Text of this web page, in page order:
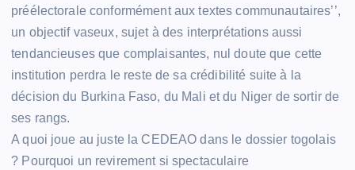
préélectorale conformément aux textes communautaires’’,
un objectif vaseux, sujet à des interprétations aussi
tendancieuses que complaisantes, nul doute que cette
institution perdra le reste de sa crédibilité suite à la
décision du Burkina Faso, du Mali et du Niger de sortir de
ses rangs.
A quoi joue au juste la CEDEAO dans le dossier togolais
? Pourquoi un revirement si spectaculaire